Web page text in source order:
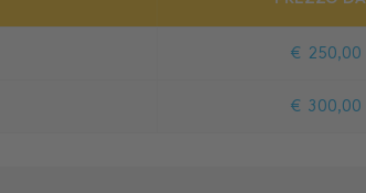
€ 250,00
€ 300,00